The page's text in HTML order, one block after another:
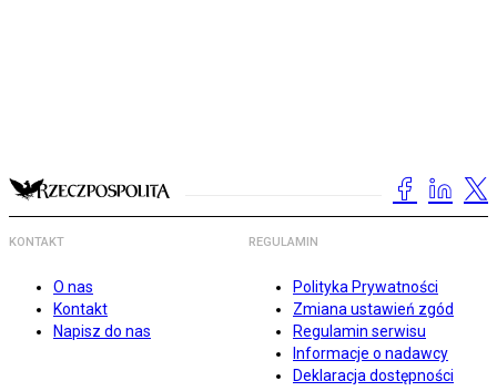
KONTAKT
O nas
Kontakt
Napisz do nas
REGULAMIN
Polityka Prywatności
Zmiana ustawień zgód
Regulamin serwisu
Informacje o nadawcy
Deklaracja dostępności